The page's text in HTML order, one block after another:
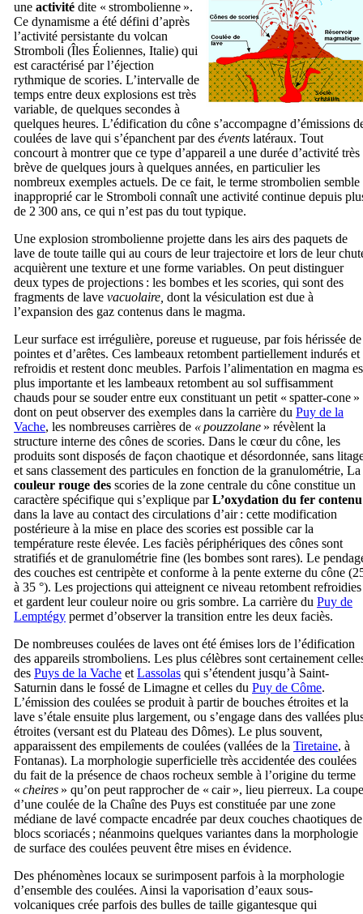
une activité dite « strombolienne ».
Ce dynamisme a été défini d’après
l’activité persistante du volcan
Stromboli (Îles Éoliennes, Italie) qui
est caractérisé par l’éjection
rythmique de scories. L’intervalle de
temps entre deux explosions est très
variable, de quelques secondes à
quelques heures. L’édification du cône s’accompagne d’émissions
coulées de lave qui s’épanchent par des évents latéraux. Tout
concourt à montrer que ce type d’appareil a une durée d’activité très
brève de quelques jours à quelques années, en particulier les
nombreux exemples actuels. De ce fait, le terme strombolien semble
inapproprié car le Stromboli connaît une activité continue depuis
de 2 300 ans, ce qui n’est pas du tout typique.
Une explosion strombolienne projette dans les airs des paquets de
lave de toute taille qui au cours de leur trajectoire et lors de leur
acquièrent une texture et une forme variables. On peut distinguer
deux types de projections : les bombes et les scories, qui sont des
fragments de lave vacuolaire, dont la vésiculation est due à
l’expansion des gaz contenus dans le magma.
Leur surface est irrégulière, poreuse et rugueuse, par fois hérissée de
pointes et d’arêtes. Ces lambeaux retombent partiellement indurés et
refroidis et restent donc meubles. Parfois l’alimentation en magma
plus importante et les lambeaux retombent au sol suffisamment
chauds pour se souder entre eux constituant un petit « spatter-cone »
dont on peut observer des exemples dans la carrière du Puy de la
Vache, les nombreuses carrières de «pouzzolane » révèlent la
structure interne des cônes de scories. Dans le cœur du cône, les
produits sont disposés de façon chaotique et désordonnée, sans
et sans classement des particules en fonction de la granulométrie, La
couleur rouge des scories de la zone centrale du cône constitue un
caractère spécifique qui s’explique parL’oxydation du fer contenu
dans la lave au contact des circulations d’air : cette modification
postérieure à la mise en place des scories est possible car la
température reste élevée. Les faciès périphériques des cônes sont
stratifiés et de granulométrie fine (les bombes sont rares). Le
des couches est centripète et conforme à la pente externe du cône
à 35 °). Les projections qui atteignent ce niveau retombent refroidies
et gardent leur couleur noire ou gris sombre. La carrière du Puy de
Lemptégy permet d’observer la transition entre les deux faciès.
De nombreuses coulées de laves ont été émises lors de l’édification
des appareils stromboliens. Les plus célèbres sont certainement
des Puys de la Vache et Lassolas qui s’étendent jusqu’à Saint-
Saturnin dans le fossé de Limagne et celles du Puy de Côme.
L’émission des coulées se produit à partir de bouches étroites et la
lave s’étale ensuite plus largement, ou s’engage dans des vallées
étroites (versant est du Plateau des Dômes). Le plus souvent,
apparaissent des empilements de coulées (vallées de la Tiretaine, à
Fontanas). La morphologie superficielle très accidentée des coulées
du fait de la présence de chaos rocheux semble à l’origine du terme
« cheires » qu’on peut rapprocher de « cair», lieu pierreux. La coupe
d’une coulée de la Chaîne des Puys est constituée par une zone
médiane de lavé compacte encadrée par deux couches chaotiques de
blocs scoriacés ; néanmoins quelques variantes dans la morphologie
de surface des coulées peuvent être mises en évidence.
Des phénomènes locaux se surimposent parfois à la morphologie
d’ensemble des coulées. Ainsi la vaporisation d’eaux sous-
volcaniques crée parfois des bulles de taille gigantesque qui